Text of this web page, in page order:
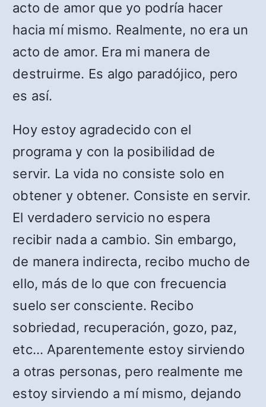
acto de amor que yo podría hacer
hacia mí mismo. Realmente, no era un
acto de amor. Era mi manera de
destruirme. Es algo paradójico, pero
es así.
Hoy estoy agradecido con el
programa y con la posibilidad de
servir. La vida no consiste solo en
obtener y obtener. Consiste en servir.
El verdadero servicio no espera
recibir nada a cambio. Sin embargo,
de manera indirecta, recibo mucho de
ello, más de lo que con frecuencia
suelo ser consciente. Recibo
sobriedad, recuperación, gozo, paz,
etc… Aparentemente estoy sirviendo
a otras personas, pero realmente me
estoy sirviendo a mí mismo, dejando